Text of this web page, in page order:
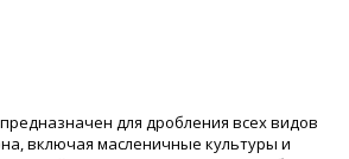
для дробления всех видов
включая масленичные культуры и